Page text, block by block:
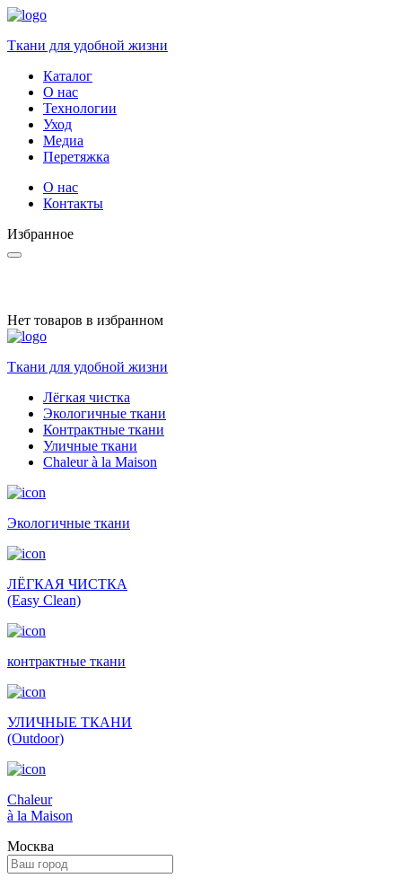
Ткани для удобной жизни
Каталог
О нас
Технологии
Уход
Медиа
Перетяжка
О нас
Контакты
Избранное
Нет товаров в избранном
Ткани для удобной жизни
Лёгкая чистка
Экологичные ткани
Контрактные ткани
Уличные ткани
Сhaleur à la Maison
Экологичные ткани
ЛЁГКАЯ ЧИСТКА
(Easy Clean)
контрактные ткани
УЛИЧНЫЕ ТКАНИ
(Outdoor)
Сhaleur
à la Maison
Москва